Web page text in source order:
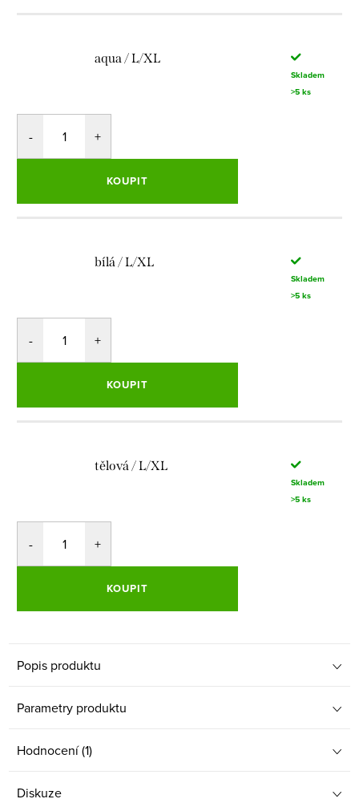
aqua / L/XL
Skladem
>5 ks
KOUPIT
bílá / L/XL
Skladem
>5 ks
KOUPIT
tělová / L/XL
Skladem
>5 ks
KOUPIT
Popis produktu
Parametry produktu
Hodnocení (1)
Diskuze